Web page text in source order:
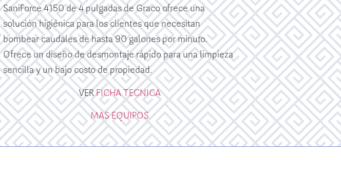
SaniForce 4150 de 4 pulgadas de Graco ofrece una
solución higiénica para los clientes que necesitan
bombear caudales de hasta 90 galones por minuto.
Ofrece un diseño de desmontaje rápido para una limpieza
sencilla y un bajo costo de propiedad.
VERFICHA TECNICA
MAS EQUIPOS